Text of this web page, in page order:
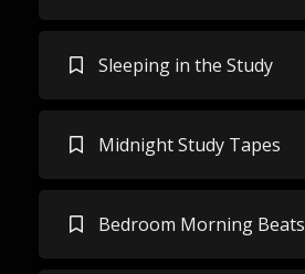
Sleeping in the Study
Midnight Study Tapes
Bedroom Morning Beats